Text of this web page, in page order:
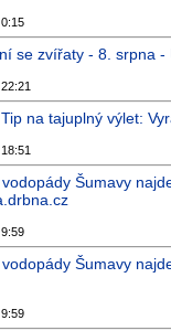
se zvířaty - 8. srpna -
na tajuplný výlet:
Šumavy
Šumavy